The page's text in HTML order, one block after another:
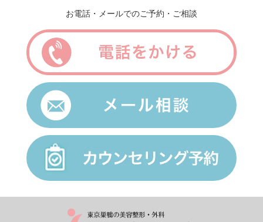
お電話・メールでのご予約・ご相談